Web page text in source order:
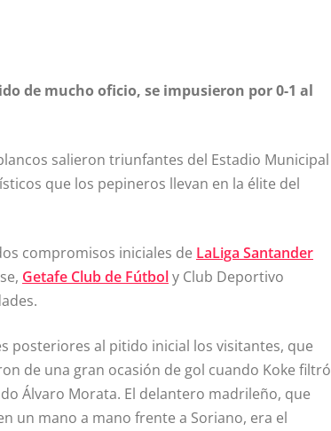
de mucho oficio, se impusieron por 0-1 al
salieron triunfantes del Estadio Municipal
que los pepineros llevan en la élite del
compromisos iniciales de LaLiga Santander
Getafe Club de Fútboly Club Deportivo
posteriores al pitido inicial los visitantes, que
de una gran ocasión de gol cuando Koke filtró
Álvaro Morata. El delantero madrileño, que
un mano a mano frente a Soriano, era el